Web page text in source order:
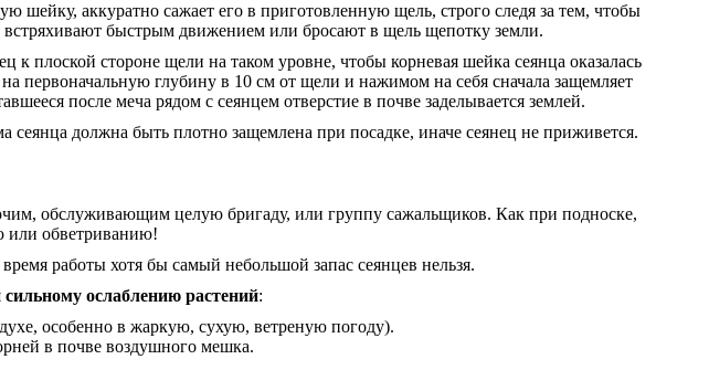
шейку, аккуратно сажает его в приготовленную щель, строго следя за тем, чтобы
быстрым движением или бросают в щель щепотку земли.
плоской стороне щели на таком уровне, чтобы корневая шейка сеянца оказалась
первоначальную глубину в 10 см от щели и нажимом на себя сначала защемляет
после меча рядом с сеянцем отверстие в почве заделывается землей.
должна быть плотно защемлена при посадке, иначе сеянец не приживется.
обслуживающим целую бригаду, или группу сажальщиков. Как при подноске,
или обветриванию!
работы хотя бы самый небольшой запас сеянцев нельзя.
ослаблению растений:
особенно в жаркую, сухую, ветреную погоду).
в почве воздушного мешка.